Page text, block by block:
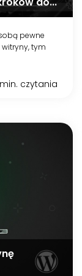
pewne
tym
min. czytania